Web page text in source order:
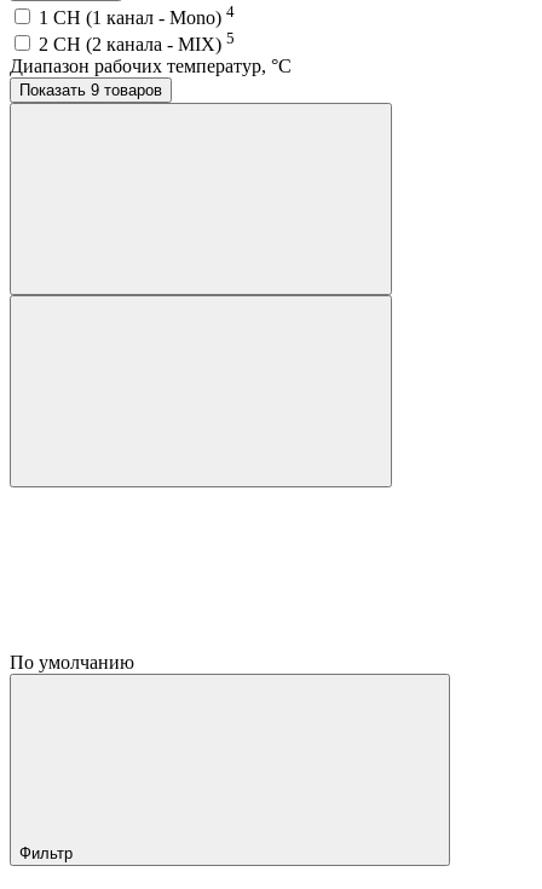
1 CH (1 канал - Mono) 4
2 CH (2 канала - MIX) 5
Диапазон рабочих температур, °C
Показать 9 товаров
По умолчанию
Фильтр